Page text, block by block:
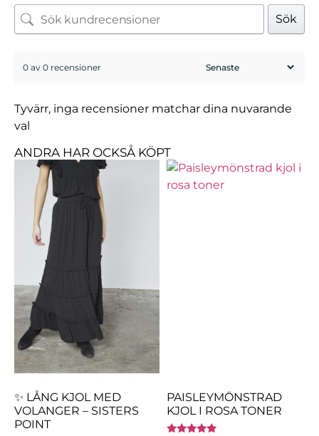
Sök
0 av 0 recensioner
Tyvärr, inga recensioner matchar dina nuvarande
val
ANDRA HAR OCKSÅ KÖPT
✨ LÅNG KJOL MED
VOLANGER – SISTERS
POINT
PAISLEYMÖNSTRAD
KJOL I ROSA TONER